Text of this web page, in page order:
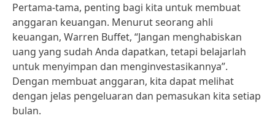
Pertama-tama, penting bagi kita untuk membuat
anggaran keuangan. Menurut seorang ahli
keuangan, Warren Buffet, “Jangan menghabiskan
uang yang sudah Anda dapatkan, tetapi belajarlah
untuk menyimpan dan menginvestasikannya”.
Dengan membuat anggaran, kita dapat melihat
dengan jelas pengeluaran dan pemasukan kita setiap
bulan.